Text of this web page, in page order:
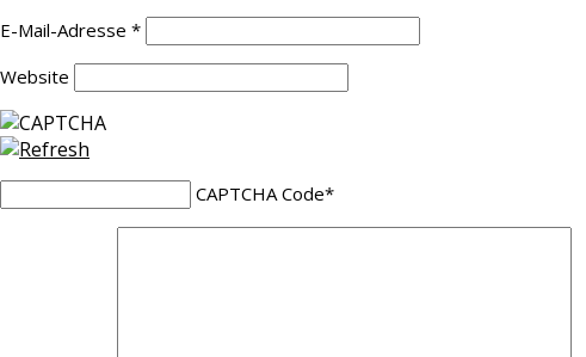
E-Mail-Adresse *
Website
CAPTCHA Code*